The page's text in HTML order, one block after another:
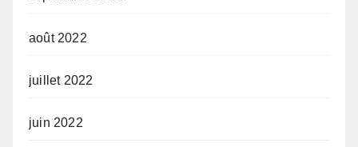
août 2022
juillet 2022
juin 2022